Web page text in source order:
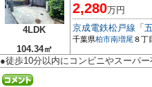
4LDK
104.34㎡
2,280万円
京成電鉄松戸線 「
千葉県柏市南増尾 ８丁
●徒歩10分以内にコンビニやスーパ